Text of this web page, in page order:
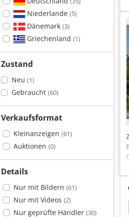
Niederlande (5)
Dänemark (3)
Griechenland (1)
Zustand
Neu (1)
Gebraucht (60)
Verkaufsformat
Kleinanzeigen (61)
Auktionen (0)
Details
Nur mit Bildern (61)
Nur mit Videos (2)
Nur geprüfte Händler (30)
Konecranes